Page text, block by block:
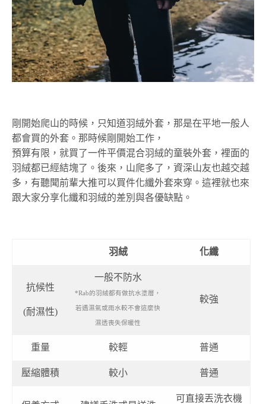
剛開始爬山的時候，只知道羽絨外套，那是在平地一般人
都會買的外套。那時候剛開始工作，
預算有限，就買了一件平價混合羽絨的童裝外套，裡面的
羽絨都已經結塊了。後來，山爬多了，資深山友也越交越
多，有聽聞前輩大推可以買件化纖外套來穿。這裡就也來
跟大家分享化纖和羽絨的差別與各優缺點。
羽絨 化纖
抗候性
(耐濕性)
一般不防水
*Rab的羽絨都有做抗水塗層，
若遇濕氣或雨水較不會這麼快
濕透喪失保暖性
較強
重量 較輕 普通
壓縮體積 較小 普通
可直接丟洗衣機